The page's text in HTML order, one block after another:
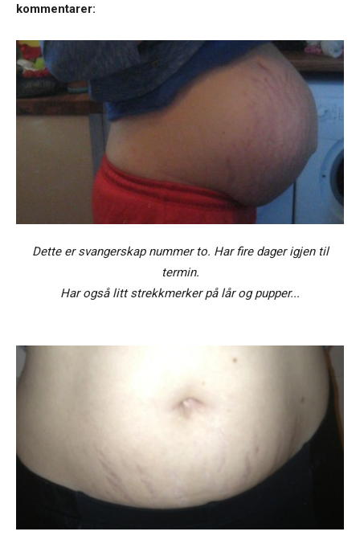
kommentarer:
Dette er svangerskap nummer to. Har fire dager igjen til
termin.
Har også litt strekkmerker på lår og pupper...